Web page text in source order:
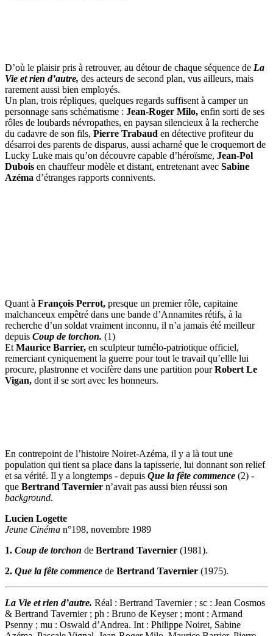
D’où le plaisir pris à retrouver, au détour de chaque séquence de La
Vie et rien d’autre, des acteurs de second plan, vus ailleurs, mais
rarement aussi bien employés.
Un plan, trois répliques, quelques regards suffisent à camper un
personnage sans schématisme : Jean-Roger Milo, enfin sorti de ses
rôles de loubards névropathes, en paysan silencieux à la recherche
du cadavre de son fils, Pierre Trabaud en détective profiteur du
désarroi des parents de disparus, aussi acharné que le croquemort de
Lucky Luke mais qu’on découvre capable d’héroïsme, Jean-Pol
Dubois en chauffeur modèle et distant, entretenant avec Sabine
Azéma d’étranges rapports connivents.
Quant à François Perrot, presque un premier rôle, capitaine
malchanceux empêtré dans une bande d’Annamites rétifs, à la
recherche d’un soldat vraiment inconnu, il n’a jamais été meilleur
depuis Coup de torchon. (1)
Et Maurice Barrier, en sculpteur tumélo-patriotique officiel,
remerciant cyniquement la guerre pour tout le travail qu’ellle lui
procure, plastronne et vocifère dans une partition pourRobert Le
Vigan, dont il se sort avec les honneurs.
En contrepoint de l’histoire Noiret-Azéma, il y a là tout une
population qui tient sa place dans la tapisserie, lui donnant son relief
et sa vérité. Il y a longtemps - depuis Que la fête commence (2) -
que Bertrand Tavernier n’avait pas aussi bien réussi son
background.
Lucien Logette
Jeune Cinéma n°198, novembre 1989
1. Coup de torchon de Bertrand Tavernier (1981).
2. Que la fête commence de Bertrand Tavernier (1975).
La Vie et rien d’autre. Réal : Bertrand Tavernier ; sc : Jean Cosmos
& Bertrand Tavernier ; ph : Bruno de Keyser ; mont : Armand
Psenny ; mu : Oswald d’Andrea. Int : Philippe Noiret, Sabine